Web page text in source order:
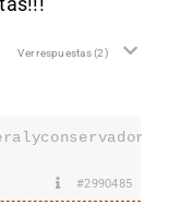
Ver respuestas(2)
#2990485